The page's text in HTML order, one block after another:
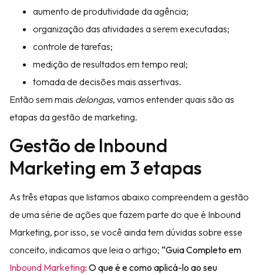
aumento de produtividade da agência;
organização das atividades a serem executadas;
controle de tarefas;
medição de resultados em tempo real;
tomada de decisões mais assertivas.
Então sem mais delongas, vamos entender quais são as
etapas da gestão de marketing.
Gestão de Inbound
Marketing em 3 etapas
As três etapas que listamos abaixo compreendem a gestão
de uma série de ações que fazem parte do que é Inbound
Marketing, por isso, se você ainda tem dúvidas sobre esse
conceito, indicamos que leia o artigo; “Guia Completo em
Inbound Marketing: O que é e como aplicá-lo ao seu